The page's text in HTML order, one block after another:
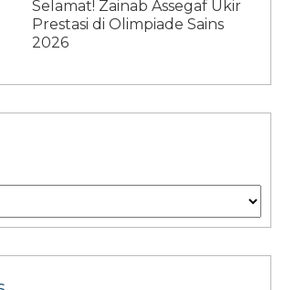
Selamat! Zainab Assegaf Ukir
Prestasi di Olimpiade Sains
2026